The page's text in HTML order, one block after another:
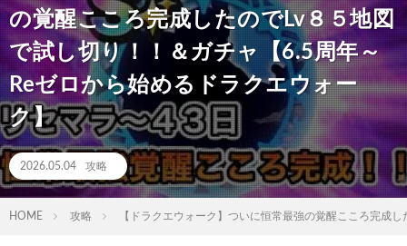
の覚醒こころ完成したのでLv８５地図
で試し切り！！＆ガチャ【6.5周年～
Reゼロから始めるドラクエウォー
ク】
2026.05.04 攻略
HOME 攻略 【ドラクエウォーク】ついに恒常最強の覚醒こころ完成